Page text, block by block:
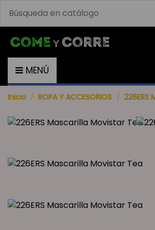
MENÚ
Inicio ROPA Y ACCESORIOS 226ERS